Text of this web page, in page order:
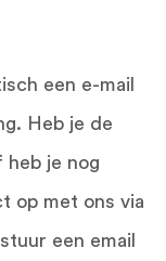
een e-mail
Heb je de
heb je nog
op met ons via
een email